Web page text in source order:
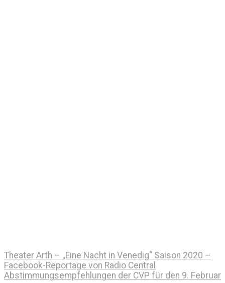
Theater Arth – „Eine Nacht in Venedig“ Saison 2020 –
Facebook-Reportage von Radio Central
Abstimmungsempfehlungen der CVP für den 9. Februar